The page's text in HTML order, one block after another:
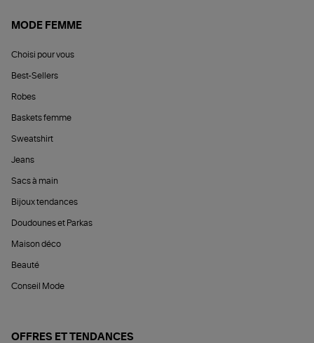
MODE FEMME
Choisi pour vous
Best-Sellers
Robes
Baskets femme
Sweatshirt
Jeans
Sacs à main
Bijoux tendances
Doudounes et Parkas
Maison déco
Beauté
Conseil Mode
OFFRES ET TENDANCES